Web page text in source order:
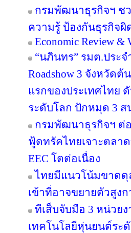
กรมพัฒนาธุรกิจฯ ช
ความรู้ ป้องกันธุรกิจ
Economic Review &
“นภินทร” รมต.ประจ
Roadshow 3 จังหวัดต้
แรกของประเทศไทย ดั
ระดับโลก ปักหมุด 3 ส
กรมพัฒนาธุรกิจฯ ต่อ
ฟู้ดทรัคไทยเจาะตลา
EEC โตต่อเนื่อง
ไทยมีแนวโน้มขาดดุ
เข้าที่อาจขยายตัวสูง
ทีเส็บจับมือ 3 หน่วย
เทคโนโลยีหุ่นยนต์ระดั